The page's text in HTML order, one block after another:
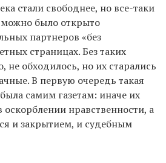
стали свободнее, но все-таки
можно было открыто
партнеров «без
страницах. Без таких
не обходилось, но их старались
В первую очередь такая
самим газетам: иначе их
нравственности, а
и закрытием, и судебным